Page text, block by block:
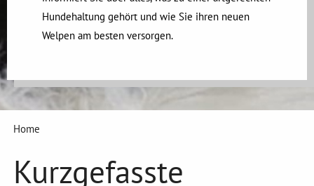
Hundehaltung gehört und wie Sie ihren neuen
Welpen am besten versorgen.
Home
Kurzgefasste